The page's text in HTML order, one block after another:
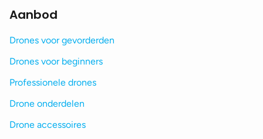
Aanbod
Drones voor gevorderden
Drones voor beginners
Professionele drones
Drone onderdelen
Drone accessoires